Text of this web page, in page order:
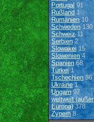
Portugal91
Rußland 1
Rumänien10
Schweden 130
Schweiz11
Serbien2
Slowakei15
Slowenien4
Spanien68
Türkei1
Tschechien 86
Ukraine1
Ungarn97
weltweit (außer
Europa)378
Zypern8